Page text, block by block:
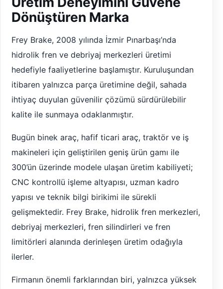
Dönüştüren Marka
Frey Brake, 2008 yılında İzmir Pınarbaşı’nda
hidrolik fren ve debriyaj merkezleri üretimi
hedefiyle faaliyetlerine başlamıştır. Kuruluşundan
itibaren yalnızca parça üretimine değil, sahada
ihtiyaç duyulan güvenilir çözümü sürdürülebilir
kalite ile sunmaya odaklanmıştır.
Bugün binek araç, hafif ticari araç, traktör ve iş
makineleri için geliştirilen geniş ürün gamı ile
300’ün üzerinde modele ulaşan üretim kabiliyeti;
CNC kontrollü işleme altyapısı, uzman kadro
yapısı ve teknik bilgi birikimi ile sürekli
gelişmektedir. Frey Brake, hidrolik fren merkezleri,
debriyaj merkezleri, fren silindirleri ve fren
limitörleri alanında derinleşen üretim odağıyla
ilerler.
Firmanın önemli farklarından biri, yalnızca yüksek